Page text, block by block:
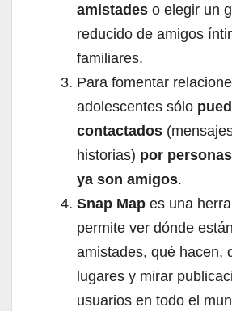
amistades o elegir un
reducido de amigos
familiares.
Para fomentar
adolescentes sólo
contactados
historias) por
ya son amigos.
Snap Map es una
permite ver dónde
amistades, qué hacen,
lugares y mirar
usuarios en todo el